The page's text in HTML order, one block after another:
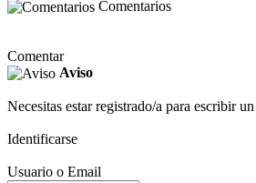
Comentarios
Comentar
Aviso
Necesitas estar registrado/a para escribir
Identificarse
Usuario o Email